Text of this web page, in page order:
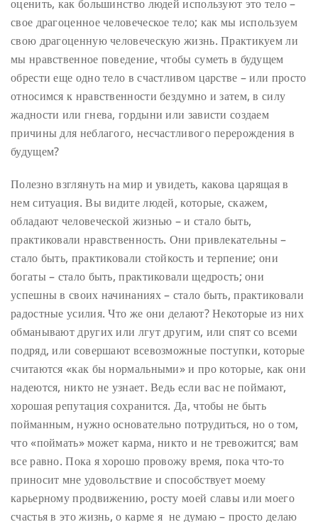
оценить, как большинство людей используют это тело –
свое драгоценное человеческое тело; как мы используем
свою драгоценную человеческую жизнь. Практикуем ли
мы нравственное поведение, чтобы суметь в будущем
обрести еще одно тело в счастливом царстве – или просто
относимся к нравственности бездумно и затем, в силу
жадности или гнева, гордыни или зависти создаем
причины для неблагого, несчастливого перерождения в
будущем?
Полезно взглянуть на мир и увидеть, какова царящая в
нем ситуация. Вы видите людей, которые, скажем,
обладают человеческой жизнью – и стало быть,
практиковали нравственность. Они привлекательны –
стало быть, практиковали стойкость и терпение; они
богаты – стало быть, практиковали щедрость; они
успешны в своих начинаниях – стало быть, практиковали
радостные усилия. Что же они делают? Некоторые из них
обманывают других или лгут другим, или спят со всеми
подряд, или совершают всевозможные поступки, которые
считаются «как бы нормальными» и про которые, как они
надеются, никто не узнает. Ведь если вас не поймают,
хорошая репутация сохранится. Да, чтобы не быть
пойманным, нужно основательно потрудиться, но о том,
что «поймать» может карма, никто и не тревожится; вам
все равно. Пока я хорошо провожу время, пока что-то
приносит мне удовольствие и способствует моему
карьерному продвижению, росту моей славы или моего
счастья в это жизнь, о карме я не думаю – просто делаю